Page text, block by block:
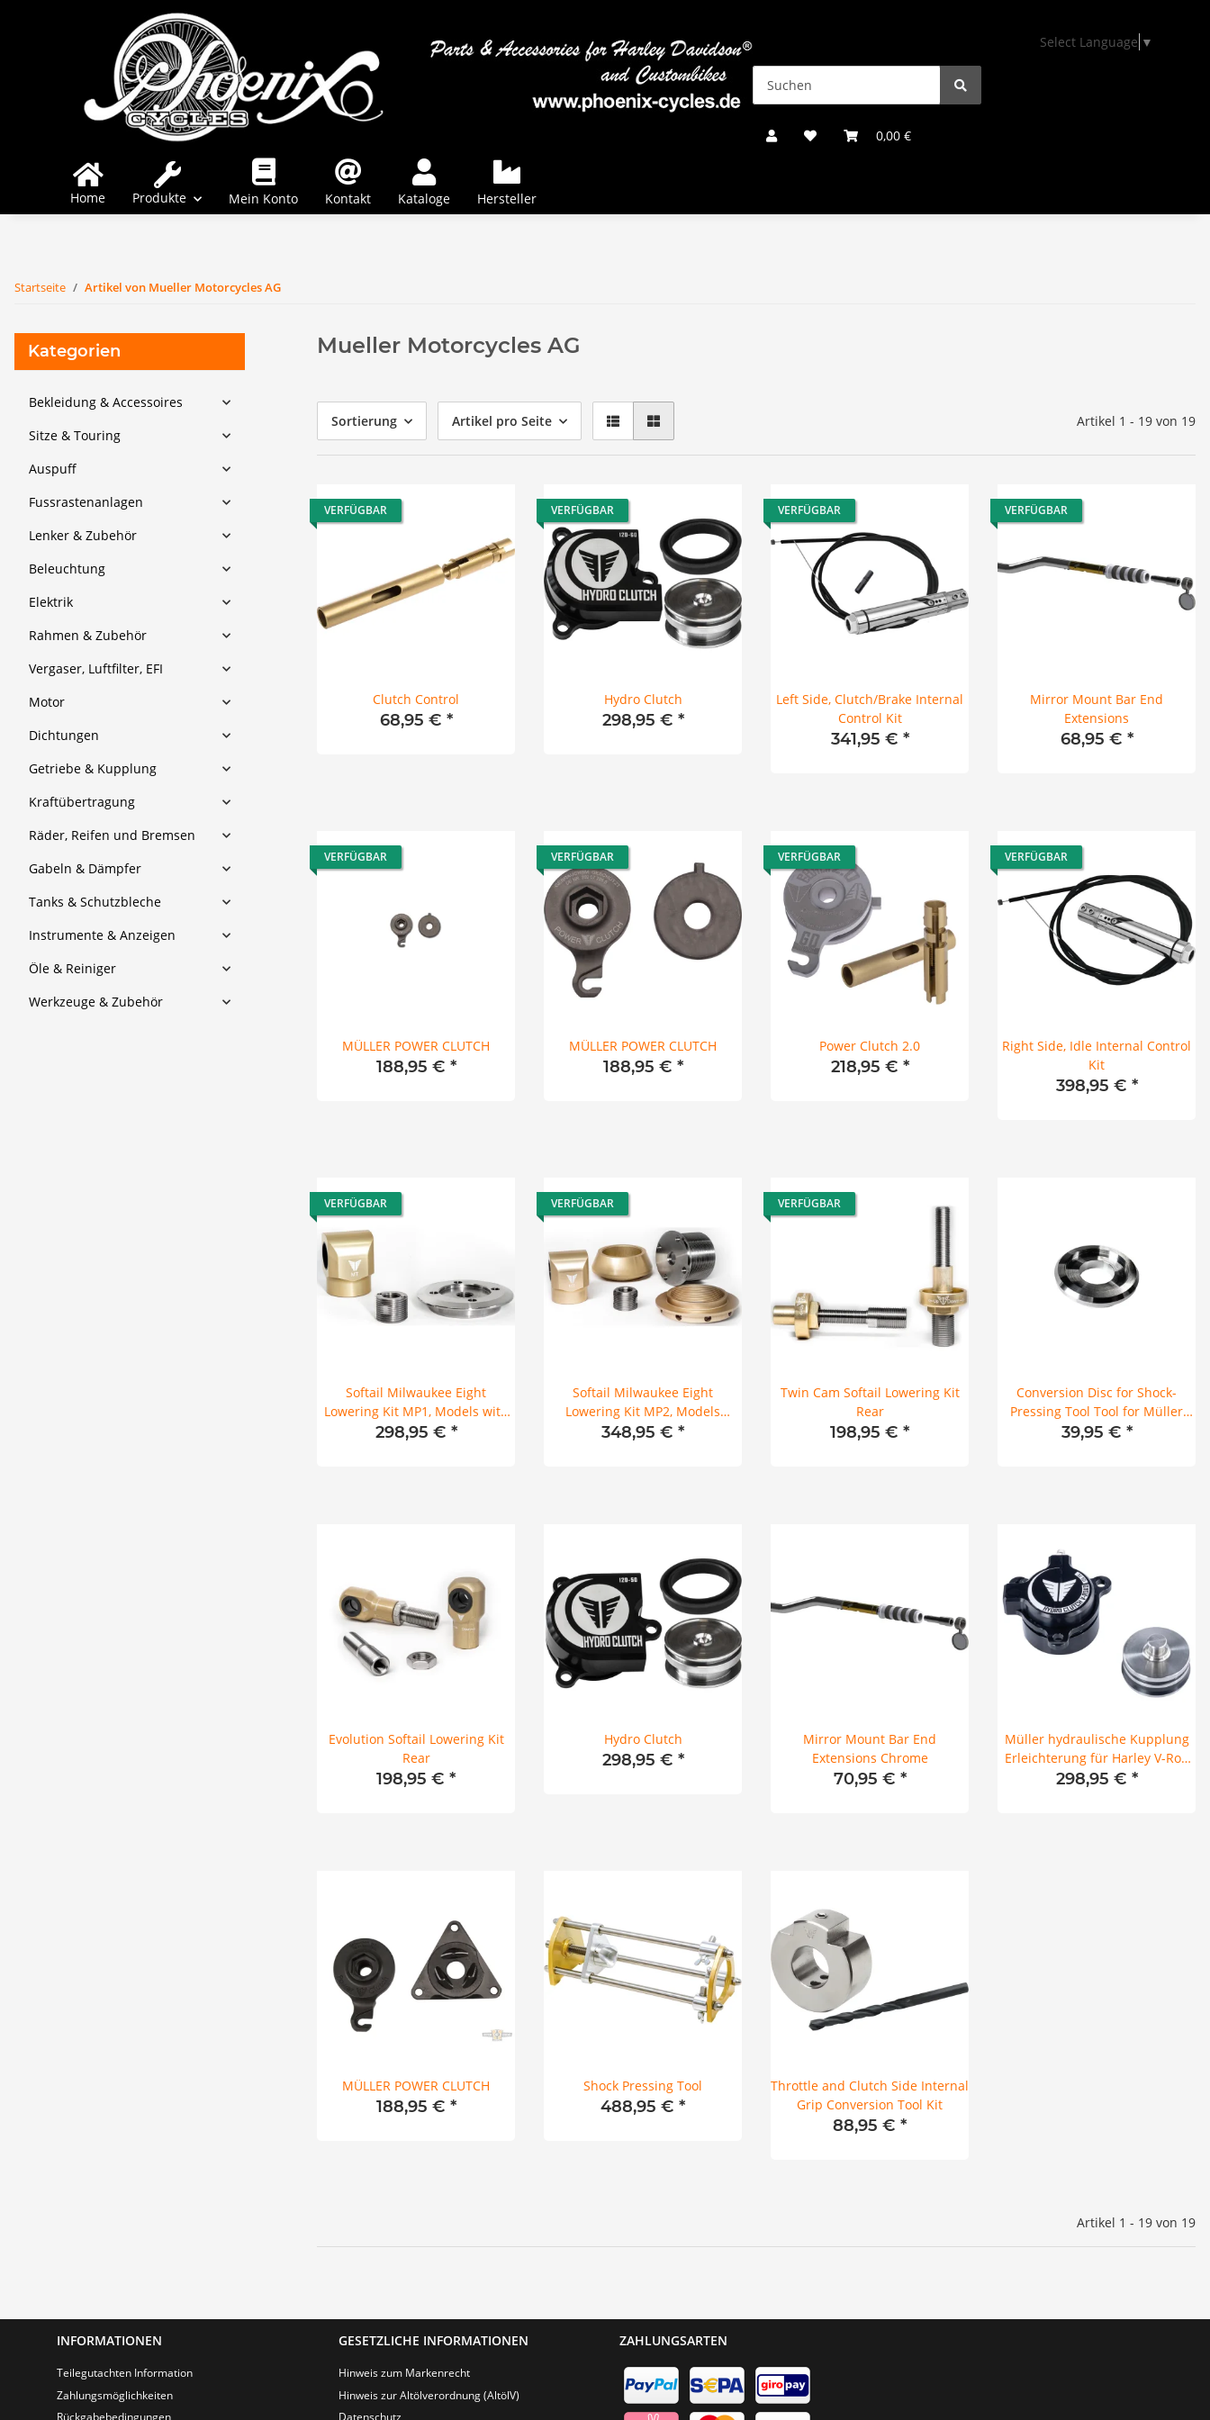
Select Language ▼
0,00 €
Home Produkte Mein Konto Kontakt Kataloge Hersteller
Startseite Artikel von Mueller Motorcycles AG
Mueller Motorcycles AG
Sortierung Artikel pro Seite Artikel 1 - 19 von 19
VERFÜGBAR
Clutch Control
68,95 € *
VERFÜGBAR
Hydro Clutch
298,95 € *
VERFÜGBAR
Left Side, Clutch/Brake Internal
Control Kit
341,95 € *
VERFÜGBAR
Mirror Mount Bar End
Extensions
68,95 € *
VERFÜGBAR
MÜLLER POWER CLUTCH
188,95 € *
VERFÜGBAR
MÜLLER POWER CLUTCH
188,95 € *
VERFÜGBAR
Power Clutch 2.0
218,95 € *
VERFÜGBAR
Right Side, Idle Internal Control
Kit
398,95 € *
VERFÜGBAR
Softail Milwaukee Eight
Lowering Kit MP1, Models with
Remote Adjuster Rear
298,95 € *
VERFÜGBAR
Softail Milwaukee Eight
Lowering Kit MP2, Models
without Remote Adjuster Rear
348,95 € *
VERFÜGBAR
Twin Cam Softail Lowering Kit
Rear
198,95 € *
Conversion Disc for Shock-
Pressing Tool Tool for Müller
Shock Pressing Tool
39,95 € *
Evolution Softail Lowering Kit
Rear
198,95 € *
Hydro Clutch
298,95 € *
Mirror Mount Bar End
Extensions Chrome
70,95 € *
Müller hydraulische Kupplung
Erleichterung für Harley V-Rod
02-17
298,95 € *
MÜLLER POWER CLUTCH
188,95 € *
Shock Pressing Tool
488,95 € *
Throttle and Clutch Side Internal
Grip Conversion Tool Kit
88,95 € *
Artikel 1 - 19 von 19
Kategorien
Bekleidung & Accessoires
Sitze & Touring
Auspuff
Fussrastenanlagen
Lenker & Zubehör
Beleuchtung
Elektrik
Rahmen & Zubehör
Vergaser, Luftfilter, EFI
Motor
Dichtungen
Getriebe & Kupplung
Kraftübertragung
Räder, Reifen und Bremsen
Gabeln & Dämpfer
Tanks & Schutzbleche
Instrumente & Anzeigen
Öle & Reiniger
Werkzeuge & Zubehör
INFORMATIONEN
Teilegutachten Information
Zahlungsmöglichkeiten
GESETZLICHE INFORMATIONEN
Hinweis zum Markenrecht
Hinweis zur Altölverordnung (AltölV)
ZAHLUNGSARTEN